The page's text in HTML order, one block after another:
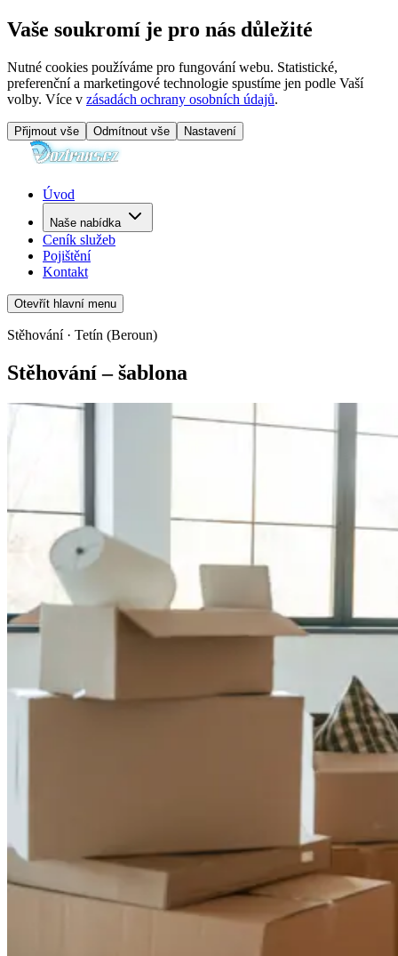
Vaše soukromí je pro nás důležité
Nutné cookies používáme pro fungování webu. Statistické,
preferenční a marketingové technologie spustíme jen podle Vaší
volby. Více v zásadách ochrany osobních údajů.
Přijmout vše Odmítnout vše Nastavení
Úvod
Naše nabídka
Ceník služeb
Pojištění
Kontakt
Otevřít hlavní menu
Stěhování · Tetín (Beroun)
Stěhování – šablona